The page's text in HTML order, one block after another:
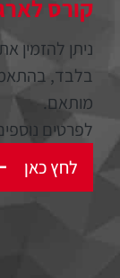
קורס
ניתן להזמין
בלבד,
מותאם.
לפרטים
לחץ כאן